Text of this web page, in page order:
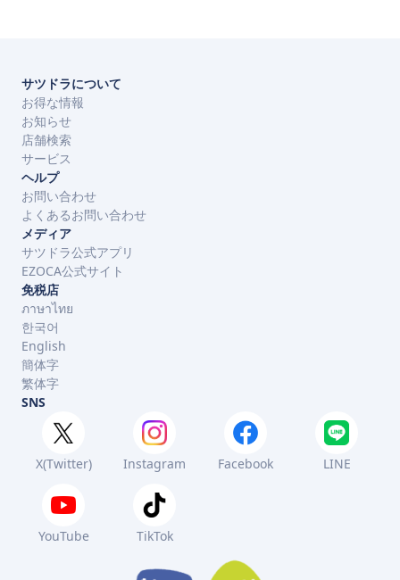
サツドラについて
お得な情報
お知らせ
店舗検索
サービス
ヘルプ
お問い合わせ
よくあるお問い合わせ
メディア
サツドラ公式アプリ
EZOCA公式サイト
免税店
ภาษาไทย
한국어
English
簡体字
繁体字
SNS
X(Twitter) Instagram Facebook LINE
YouTube TikTok